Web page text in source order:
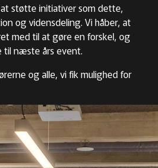
støtte initiativer som dette,
og vidensdeling. Vi håber, at
med til at gøre en forskel, og
til næste års event.
og alle, vi fik mulighed for